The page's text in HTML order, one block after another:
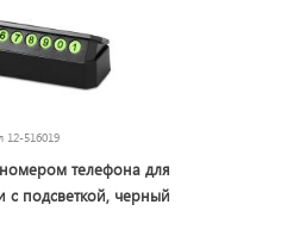
12-516019
телефона для
с подсветкой, черный